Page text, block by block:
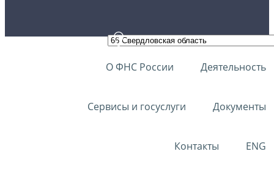
О ФНС России Деятельность
Сервисы и госуслуги Документы
Контакты ENG